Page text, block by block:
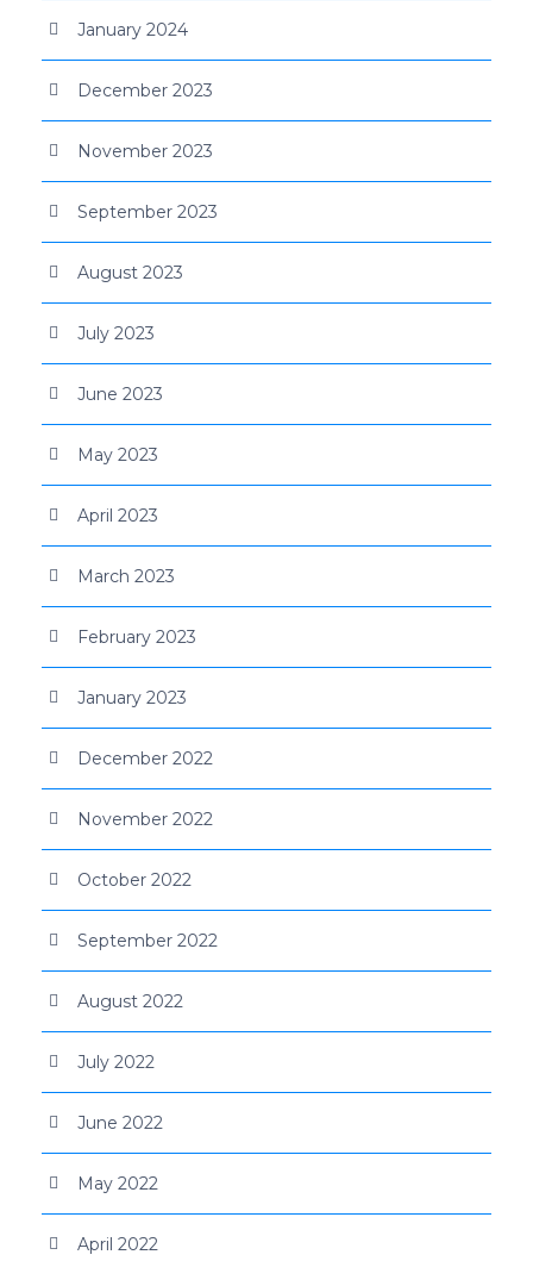
January 2024
December 2023
November 2023
September 2023
August 2023
July 2023
June 2023
May 2023
April 2023
March 2023
February 2023
January 2023
December 2022
November 2022
October 2022
September 2022
August 2022
July 2022
June 2022
May 2022
April 2022